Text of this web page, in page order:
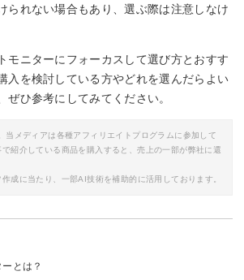
られない場合もあり、選ぶ際は注意しなけ
モニターにフォーカスして選び方とおすす
入を検討している方やどれを選んだらよい
ぜひ参考にしてみてください。
メディアは各種アフィリエイトプログラムに参加して
紹介している商品を購入すると、売上の一部が弊社に還
成に当たり、一部AI技術を補助的に活用しております。
とは？